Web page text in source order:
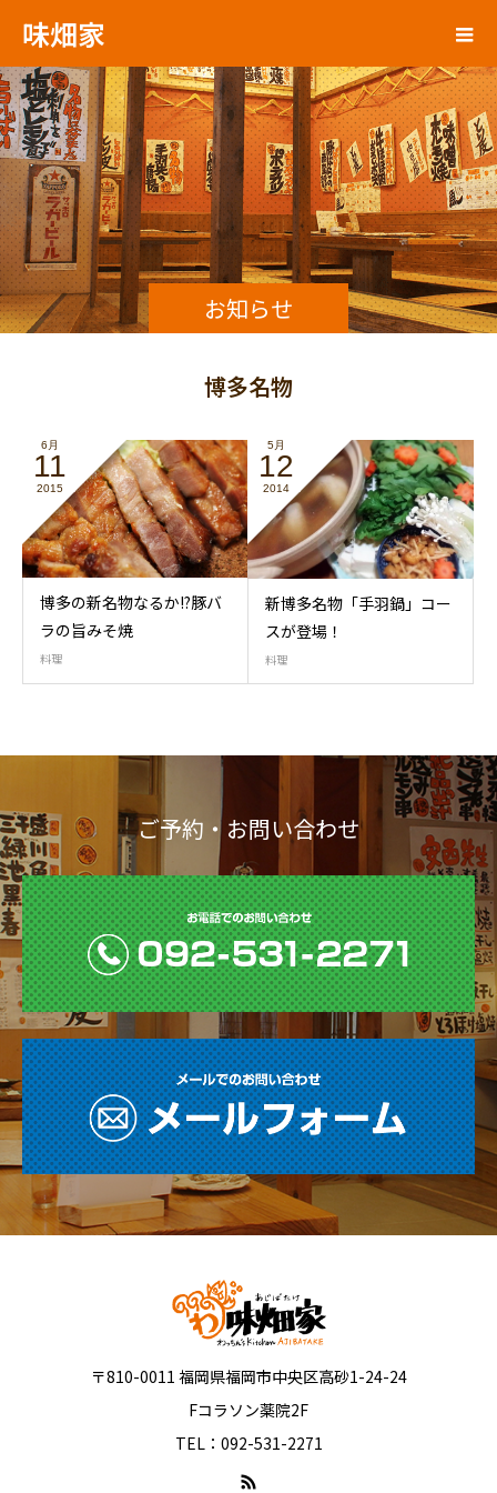
味畑家
お知らせ
博多名物
6月
11
2015
博多の新名物なるか!?豚バ
ラの旨みそ焼
料理
5月
12
2014
新博多名物「手羽鍋」コー
スが登場！
料理
ご予約・お問い合わせ
〒810-0011 福岡県福岡市中央区高砂1-24-24
Fコラソン薬院2F
TEL：092-531-2271